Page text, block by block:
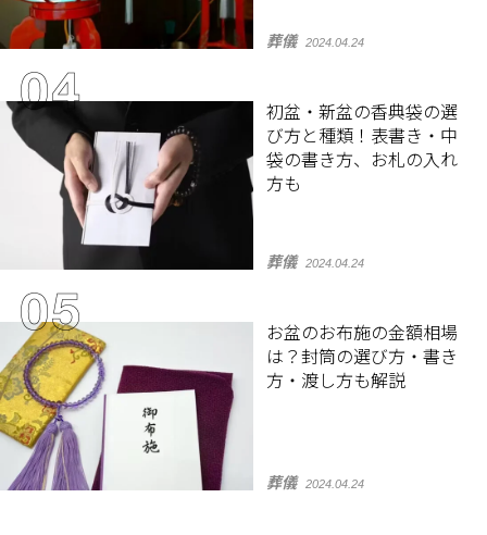
葬儀 2024.04.24
初盆・新盆の香典袋の選
び方と種類！表書き・中
袋の書き方、お札の入れ
方も
葬儀 2024.04.24
お盆のお布施の金額相場
は？封筒の選び方・書き
方・渡し方も解説
葬儀 2024.04.24